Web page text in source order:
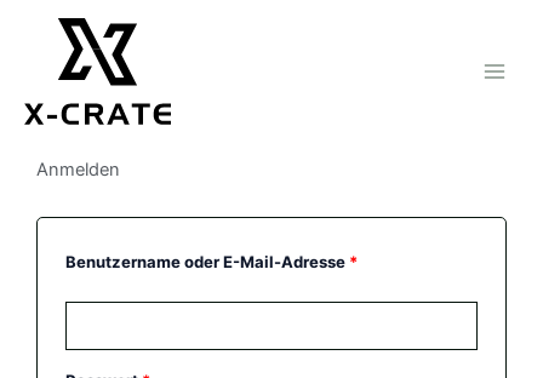
springen
Anmelden
Benutzername oder E-Mail-Adresse *